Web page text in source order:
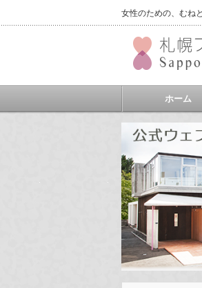
女性のための、むね
ホーム